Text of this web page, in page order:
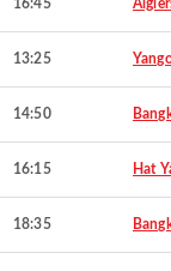
16:45
13:25
14:50
16:15 Hat
18:35